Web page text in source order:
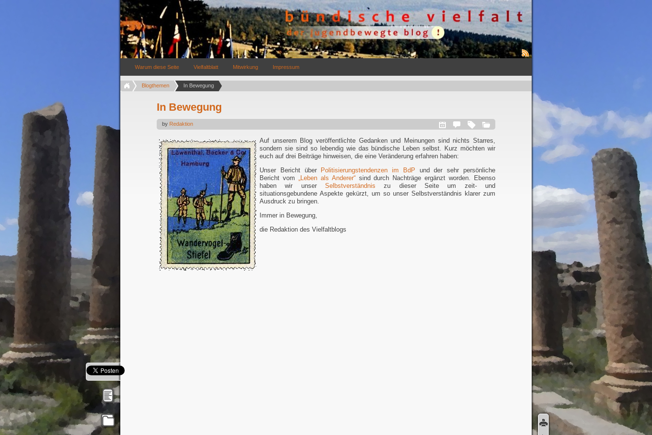
Warum diese Seite Vielfaltblatt Mitwirkung Impressum
Blogthemen In Bewegung
In Bewegung
by Redaktion
Auf unserem Blog veröffentlichte Gedanken und Meinungen sind nichts Starres,
sondern sie sind so lebendig wie das bündische Leben selbst. Kurz möchten wir
euch auf drei Beiträge hinweisen, die eine Veränderung erfahren haben:
Unser Bericht über
Politisierungstendenzen im BdP und der sehr persönliche
Bericht vom
„Leben als Anderer“sind durch Nachträge ergänzt worden. Ebenso
haben wir unser Selbstverständnis zu dieser Seite um zeit- und
situationsgebundene Aspekte gekürzt, um so unser Selbstverständnis klarer zum
Ausdruck zu bringen.
Immer in Bewegung,
die Redaktion des Vielfaltblogs